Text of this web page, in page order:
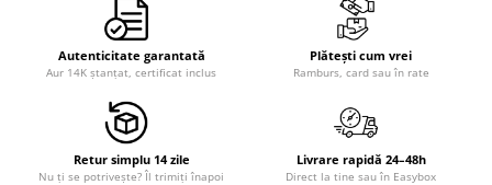
Autenticitate garantată
Aur 14K ștanțat, certificat inclus
Plătești cum vrei
Ramburs, card sau în rate
Retur simplu 14 zile
Nu ți se potrivește? Îl trimiți înapoi
Livrare rapidă 24–48h
Direct la tine sau în Easybox